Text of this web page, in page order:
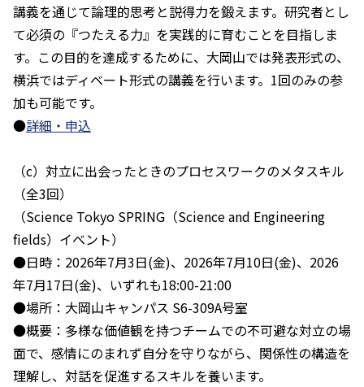
講義を通じて論理的思考と説得力を鍛えます。研究者とし
て必須の『つたえる力』を実践的に育むことを目指しま
す。この目的を達成するために、大岡山では発表形式の、
横浜ではディベート形式の講義を行います。1回のみの参
加も可能です。
●詳細・申込
（c）対立に出会ったときのプロセスワークのメタスキル
（全3回）
（Science Tokyo SPRING（Science and Engineering
fields）イベント）
●日時：2026年7月3日(金)、2026年7月10日(金)、2026
年7月17日(金)、いずれも18:00-21:00
●場所：大岡山キャンパス S6-309A号室
●概要：多様な価値観を持つチームでの不可避な対立の場
面で、感情にのまれず自分を守りながら、関係性の構造を
理解し、対話を促進するスキルを養います。